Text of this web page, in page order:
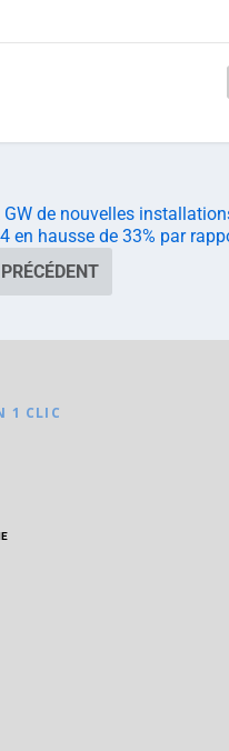
GW de nouvelles
en hausse de 33% par
PRÉCÉDENT
1 CLIC